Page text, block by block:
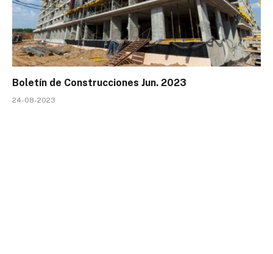
Boletín de Construcciones Jun. 2023
24-08-2023